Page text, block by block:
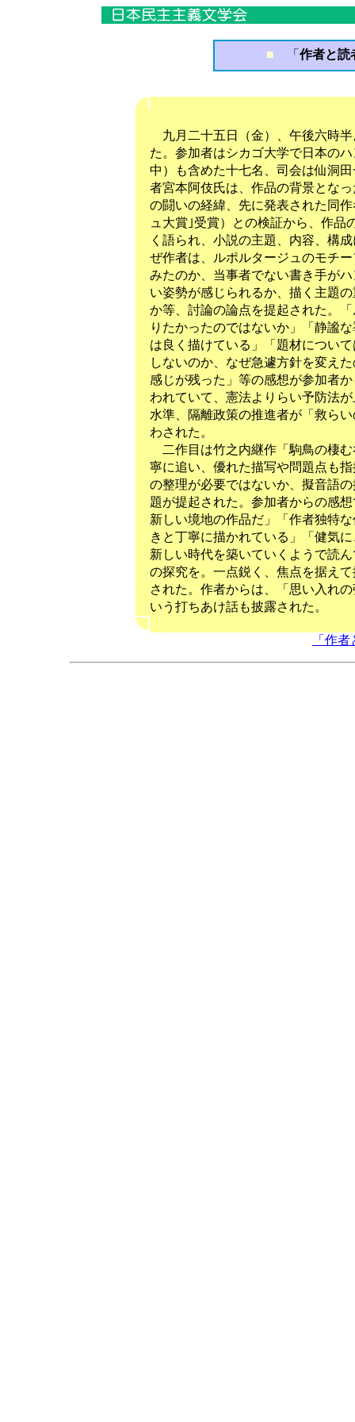
■ 「 作者と読
九月二十五日（金）、午後六時
た。参加者はシカゴ大学で日本の
中）も含めた十七名、司会は仙洞
者宮本阿伎氏は、作品の背景とな
の闘いの経緯、先に発表された同
ュ大賞｣受賞）との検証から、作
く語られ、小説の主題、内容、構
ぜ作者は、ルポルタージュのモチ
みたのか、当事者でない書き手が
い姿勢が感じられるか、描く主題
か等、討論の論点を提起された。
りたかったのではないか」「静謐
は良く描けている」「題材につい
しないのか、なぜ急遽方針を変え
感じが残った」等の感想が参加者
われていて、憲法よりらい予防法
水準、隔離政策の推進者が「救ら
わされた。
二作目は竹之内継作「駒鳥の棲
寧に追い、優れた描写や問題点も
の整理が必要ではないか、擬音語
題が提起された。参加者からの感
新しい境地の作品だ」「作者独特
きと丁寧に描かれている」「健気
新しい時代を築いていくようで読
の探究を。一点鋭く、焦点を据え
された。作者からは、「思い入れ
いう打ちあけ話も披露された。
「作